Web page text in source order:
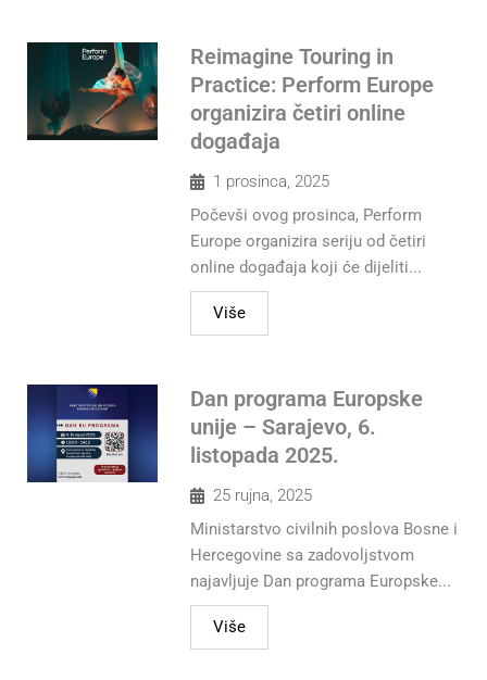
Reimagine Touring in
Practice: Perform Europe
organizira četiri online
događaja
1 prosinca, 2025
Počevši ovog prosinca, Perform
Europe organizira seriju od četiri
online događaja koji će dijeliti...
Više
Dan programa Europske
unije – Sarajevo, 6.
listopada 2025.
25 rujna, 2025
Ministarstvo civilnih poslova Bosne i
Hercegovine sa zadovoljstvom
najavljuje Dan programa Europske...
Više